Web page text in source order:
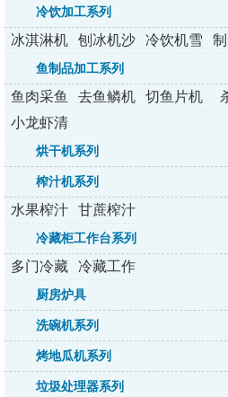
列
冷饮加工系列
冰淇淋机
系列
刨冰机沙
冰机
冷饮机雪
鱼制品加工系列
鱼肉采鱼
机
去鱼鳞机 切鱼片机
小龙虾清
洗机
烘干机系列
榨汁机系列
水果榨汁
机系列
甘蔗榨汁
机系列
冷藏柜工作台系列
多门冷藏
柜系列
冷藏工作
厨房炉具
洗碗机系列
烤地瓜机系列
垃圾处理器系列